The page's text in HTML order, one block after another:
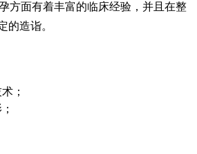
方面有着丰富的临床经验，并且在整
的造诣。
；